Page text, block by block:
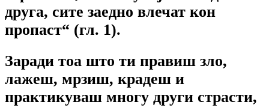
друга, сите заедно влечат кон
пропаст“ (гл. 1).
Заради тоа што ти правиш зло,
лажеш, мрзиш, крадеш и
практикуваш многу други страсти,